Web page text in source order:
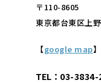
〒110-8605
東京都台東区上
【google map
TEL： 03-3834-